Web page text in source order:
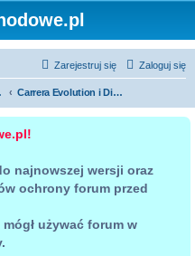
Zaloguj się
Zarejestruj się
Carrera Evolution i Digital 132/124
najnowszej wersji oraz
ochrony forum przed
używać forum w